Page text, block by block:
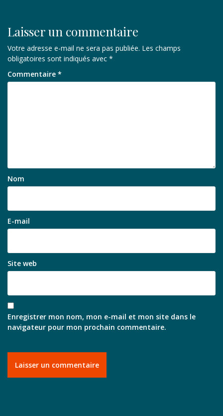
Laisser un commentaire
Votre adresse e-mail ne sera pas publiée. Les champs
obligatoires sont indiqués avec *
Commentaire *
Nom
E-mail
Site web
Enregistrer mon nom, mon e-mail et mon site dans le
navigateur pour mon prochain commentaire.